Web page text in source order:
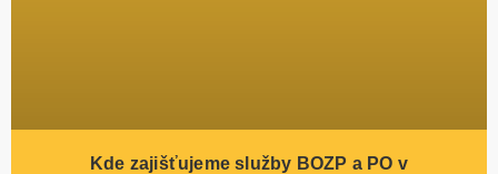
Kde zajišťujeme služby BOZP a PO v